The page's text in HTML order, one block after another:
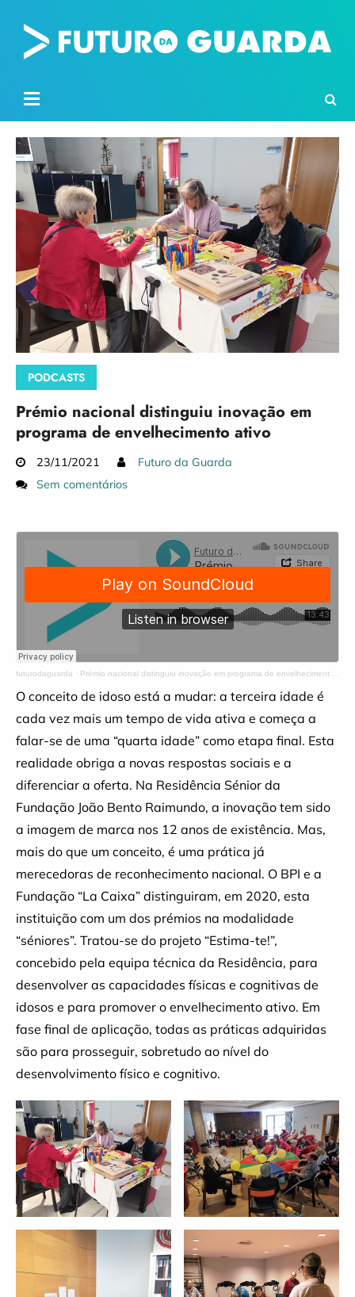
PODCASTS
Prémio nacional distinguiu inovação em
programa de envelhecimento ativo
23/11/2021
Futuro da Guarda
Sem comentários
futurodaguarda · Prémio nacional distinguiu inovação em programa de envelhecimento ativo
O conceito de idoso está a mudar: a terceira idade é
cada vez mais um tempo de vida ativa e começa a
falar-se de uma “quarta idade” como etapa final. Esta
realidade obriga a novas respostas sociais e a
diferenciar a oferta. Na Residência Sénior da
Fundação João Bento Raimundo, a inovação tem sido
a imagem de marca nos 12 anos de existência. Mas,
mais do que um conceito, é uma prática já
merecedoras de reconhecimento nacional. O BPI e a
Fundação “La Caixa” distinguiram, em 2020, esta
instituição com um dos prémios na modalidade
“séniores”. Tratou-se do projeto “Estima-te!”,
concebido pela equipa técnica da Residência, para
desenvolver as capacidades físicas e cognitivas de
idosos e para promover o envelhecimento ativo. Em
fase final de aplicação, todas as práticas adquiridas
são para prosseguir, sobretudo ao nível do
desenvolvimento físico e cognitivo.